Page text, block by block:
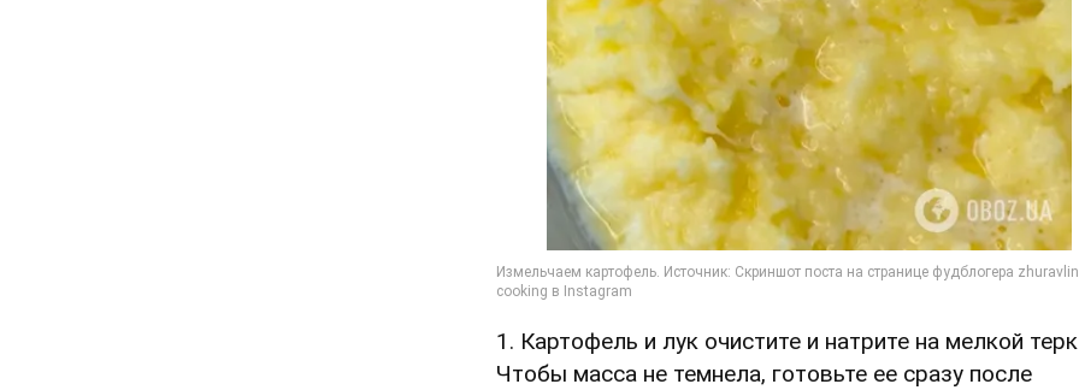
1. Картофель и лук очистите и натрите на мелкой
Чтобы масса не темнела, готовьте ее сразу после